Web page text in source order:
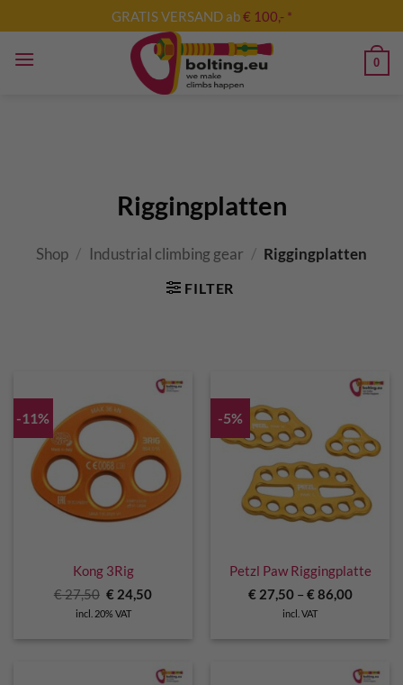
to
content
GRATIS VERSAND ab€ 100,- *
0
Riggingplatten
Shop / Industrial climbing gear / Riggingplatten
FILTER
-11%
Kong 3Rig
€27,50 Original
price
was:
€ 24,50Current
incl. 20% VAT
-5%
Petzl Paw Riggingplatte
€27,50– €86,00
incl. VAT